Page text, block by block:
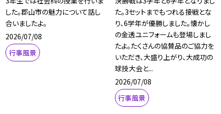
した。郡山市の魅力について話し
合いましたよ。
2026/07/08
行事風景
た。3セットまでもつれる接戦とな
り、6学年が優勝しました。懐かし
の金透ユニフォームも登場しまし
たよ。たくさんの協賛品のご協力を
いただき、大盛り上がり、大成功の
球技大会と...
2026/07/08
行事風景